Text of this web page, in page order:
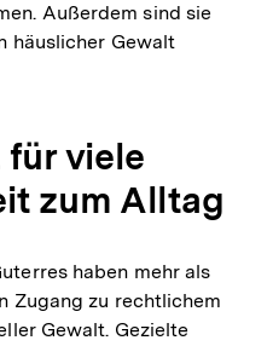
Außerdem sind sie
häuslicher Gewalt
viele
zum Alltag
haben mehr als
Zugang zu rechtlichem
Gewalt. Gezielte